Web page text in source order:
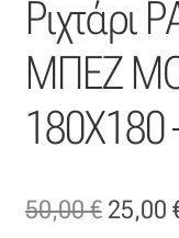
Λογαριασμός
Όλα τα υφάσματα
Black-out
Ριχτάρι
ΜΠΕΖ
180Χ180
50,00€ 25,00